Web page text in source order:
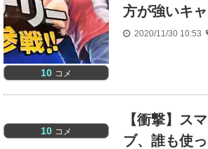
10 コメ
方が強いキ
2020/11/30 10:53
10 コメ
【衝撃】ス
ブ、誰も使